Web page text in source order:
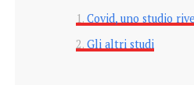
Covid, uno studio
Gli altri studi